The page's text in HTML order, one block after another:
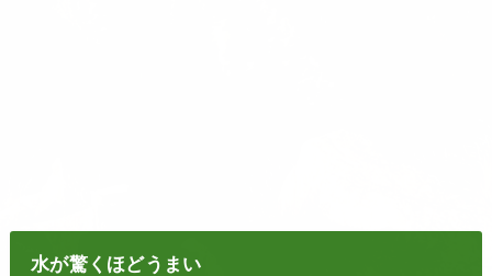
水が驚くほどうまい